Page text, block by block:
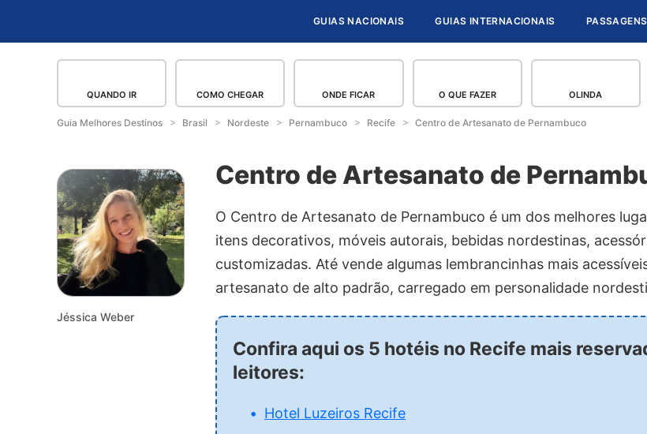
GUIAS NACIONAIS GUIAS INTERNACIONAIS
QUANDO IR COMO CHEGAR ONDE FICAR O QUE FAZER OLINDA
Guia Melhores Destinos Brasil Nordeste Pernambuco Recife Centro de Artesanato de Pernambuco
Jéssica Weber
Centro de Artesanato de
O Centro de Artesanato de Pernambuco é um dos melhores
itens decorativos, móveis autorais, bebidas nordestinas,
customizadas. Até vende algumas lembrancinhas mais
artesanato de alto padrão, carregado em personalidade
Confira aqui os 5 hotéis no Recife mais
leitores:
Hotel Luzeiros Recife